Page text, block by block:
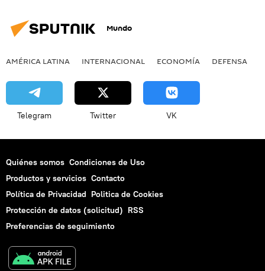
Mundo
AMÉRICA LATINA INTERNACIONAL ECONOMÍA DEFENSA
Telegram Twitter VK
Quiénes somos Condiciones de Uso
Productos y servicios Contacto
Política de Privacidad Politica de Cookies
Protección de datos (solicitud) RSS
Preferencias de seguimiento